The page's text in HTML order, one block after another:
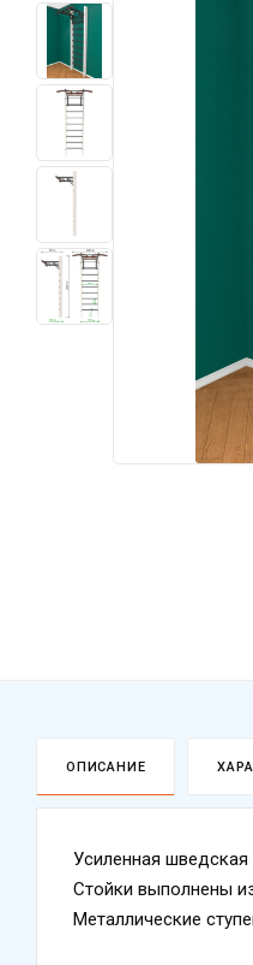
ОПИСАНИЕ
Усиленная шведская
Стойки выполнены
Металлические